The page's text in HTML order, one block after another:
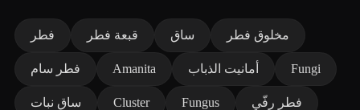
فطر قبعة فطر ساق مخلوق فطر
فطر سام Amanita أمانيت الذباب Fungi
ساق نبات Cluster Fungus فطر رفّي